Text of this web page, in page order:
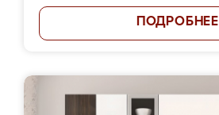
ПОДРОБНЕЕ